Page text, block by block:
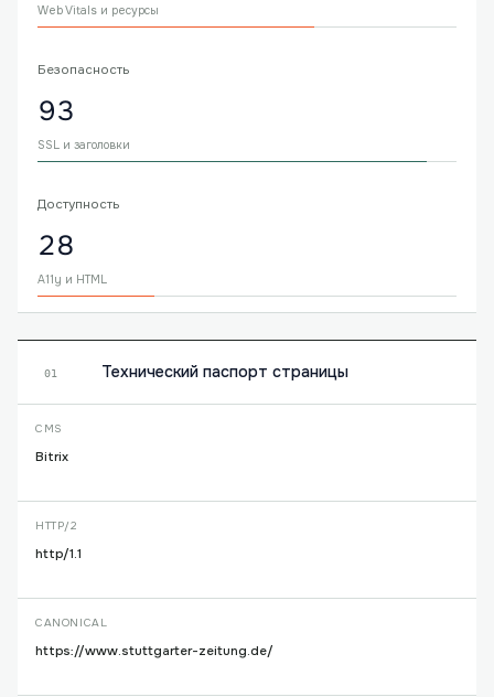
Web Vitals и ресурсы
Безопасность
93
SSL и заголовки
Доступность
28
A11y и HTML
01 Технический паспорт страницы
CMS
Bitrix
HTTP/2
http/1.1
CANONICAL
https://www.stuttgarter-zeitung.de/